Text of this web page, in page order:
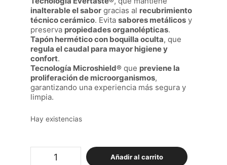
inalterable el sabor gracias al recubrimiento
técnico cerámico. Evita sabores metálicos y
preserva propiedades organolépticas.
Tapón hermético con boquilla oculta, que
regula el caudal para mayor higiene y
confort.
Tecnología Microshield® que previene la
proliferación de microorganismos,
garantizando una experiencia más segura y
limpia.
Hay existencias
Añadir al carrito